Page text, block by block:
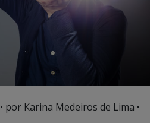
• por Karina Medeiros de Lima •